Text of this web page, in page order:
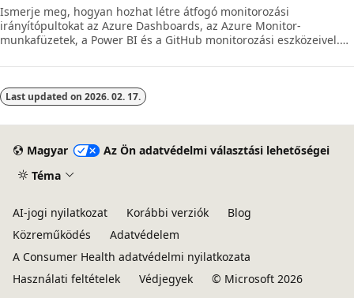
Ismerje meg, hogyan hozhat létre átfogó monitorozási
irányítópultokat az Azure Dashboards, az Azure Monitor-
munkafüzetek, a Power BI és a GitHub monitorozási eszközeivel.
hibaarányokat, az időtartamot és a pelyhes teszteket. A folyamat
érdekében. Ismerje meg a vizualizációs stratégiákat és az egyéni
alkalmazásfejlesztést a DevOps nagy léptékű monitorozásához.
Last updated on 2026. 02. 17.
Magyar
Az Ön adatvédelmi választási lehetőségei
Téma
AI-jogi nyilatkozat Korábbi verziók
Blog
Közreműködés
Adatvédelem
A Consumer Health adatvédelmi nyilatkozata
Használati feltételek
Védjegyek © Microsoft 2026